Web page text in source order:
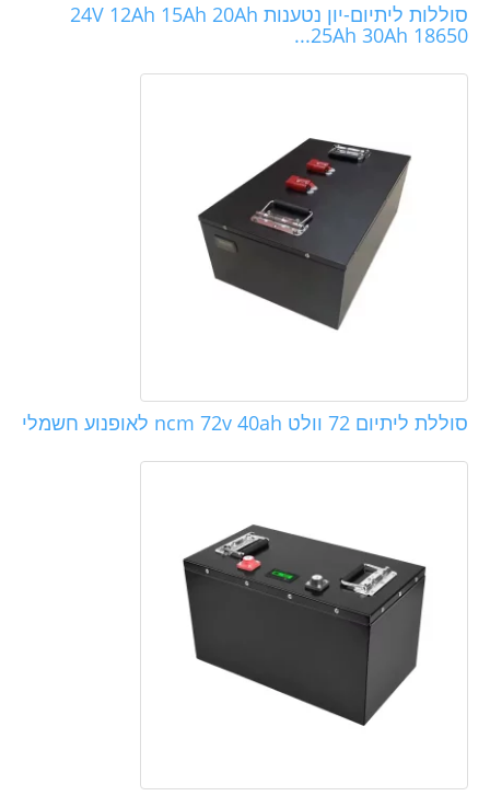
סוללות ליתיום-יון נטענות 24V 12Ah 15Ah 20Ah
25Ah 30Ah 18650...
סוללת ליתיום 72 וולט ncm 72v 40ah לאופנוע חשמלי